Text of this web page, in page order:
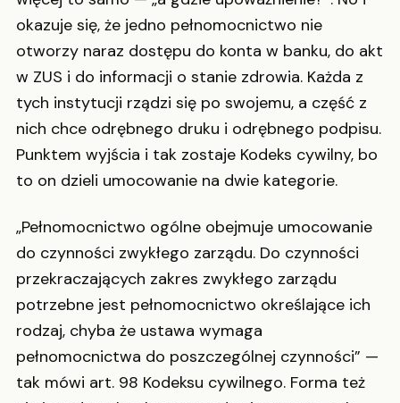
okazuje się, że jedno pełnomocnictwo nie
otworzy naraz dostępu do konta w banku, do akt
w ZUS i do informacji o stanie zdrowia. Każda z
tych instytucji rządzi się po swojemu, a część z
nich chce odrębnego druku i odrębnego podpisu.
Punktem wyjścia i tak zostaje Kodeks cywilny, bo
to on dzieli umocowanie na dwie kategorie.
„Pełnomocnictwo ogólne obejmuje umocowanie
do czynności zwykłego zarządu. Do czynności
przekraczających zakres zwykłego zarządu
potrzebne jest pełnomocnictwo określające ich
rodzaj, chyba że ustawa wymaga
pełnomocnictwa do poszczególnej czynności” —
tak mówi art. 98 Kodeksu cywilnego. Forma też